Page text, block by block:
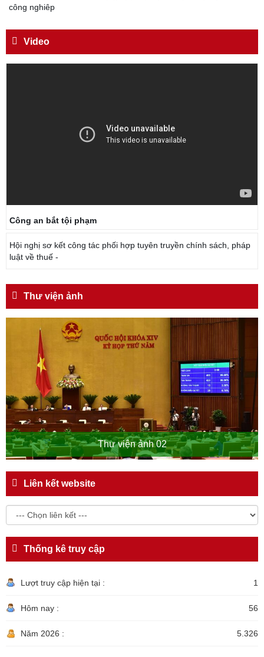
công nghiêp
Video
Công an bắt tội phạm
Hội nghị sơ kết công tác phối hợp tuyên truyền chính sách, pháp
luật về thuế -
Thư viện ảnh
Thư viện ảnh 02
Liên kết website
Thống kê truy cập
Lượt truy cập hiện tại : 1
Hôm nay : 56
Năm 2026 : 5.326